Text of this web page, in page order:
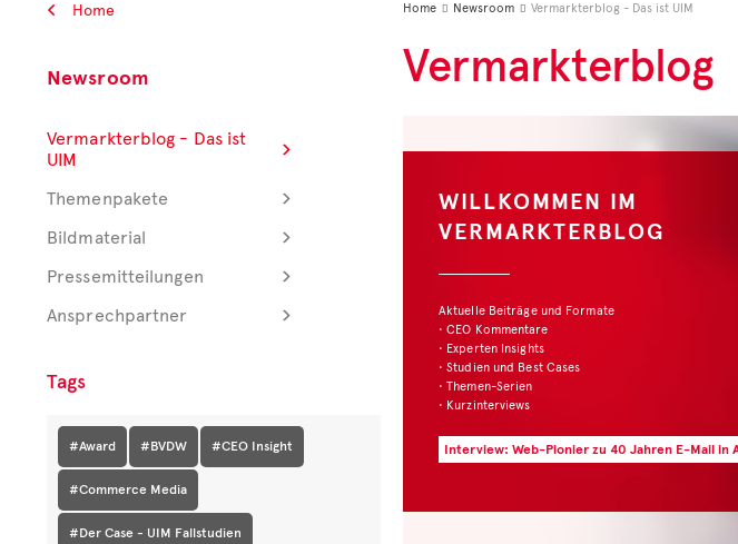
Home
Newsroom
Vermarkterblog - Das ist
UIM
Themenpakete
Bildmaterial
Pressemitteilungen
Ansprechpartner
Tags
#Award #BVDW #CEO Insight
#Commerce Media
#Der Case - UIM Fallstudien
Home  Newsroom  Vermarkterblog - Das ist UIM
Vermarkterblog
WILLKOMMEN IM
VERMARKTERBLOG
Aktuelle Beiträge und Formate
• CEO Kommentare
• Experten Insights
• Studien und Best Cases
• Themen-Serien
• Kurzinterviews
Interview: Web-Pionier zu 40 Jahren E-Mail in